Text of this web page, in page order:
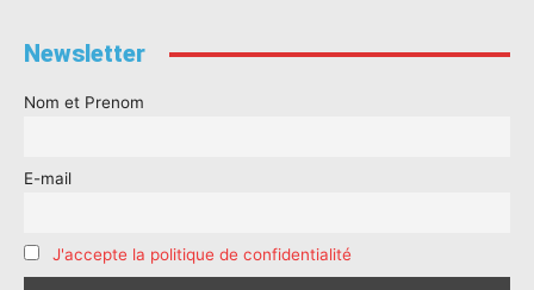
Newsletter
Nom et Prenom
E-mail
J'accepte la politique de confidentialité